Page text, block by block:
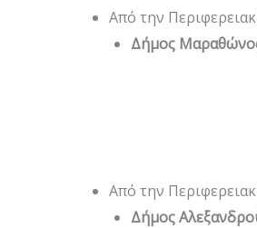
Από την
Δήμος
Από την
Δήμος